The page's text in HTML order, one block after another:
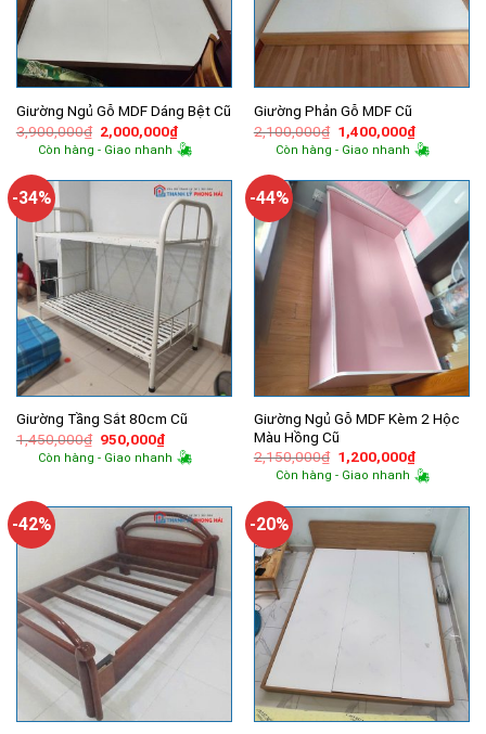
Giường Ngủ Gỗ MDF Dáng Bệt Cũ
3,900,000₫ Giá
gốc
là:
2,000,000₫Giá
hiện
tại
2,000,000₫.
Còn hàng - Giao nhanh
Giường Phản Gỗ MDF Cũ
2,100,000₫ Giá
gốc
là:
1,400,000₫Giá
hiện
tại
Còn hàng - Giao nhanh
-34%
Giường Tầng Sắt 80cm Cũ
1,450,000₫ Giá
gốc
là:
950,000₫Giá
hiện
tại
Còn hàng - Giao nhanh
-44%
Giường Ngủ Gỗ MDF Kèm 2 Hộc
Màu Hồng Cũ
2,150,000₫ Giá
gốc
là:
1,200,000₫Giá
hiện
tại
Còn hàng - Giao nhanh
-42% -20%